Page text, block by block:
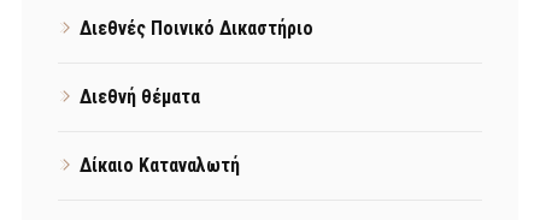
Διεθνές Ποινικό Δικαστήριο
Διεθνή θέματα
Δίκαιο Καταναλωτή